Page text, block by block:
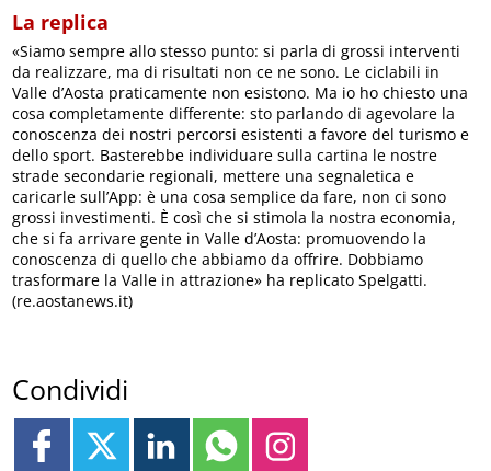
La replica
«Siamo sempre allo stesso punto: si parla di grossi interventi
da realizzare, ma di risultati non ce ne sono. Le ciclabili in
Valle d’Aosta praticamente non esistono. Ma io ho chiesto una
cosa completamente differente: sto parlando di agevolare la
conoscenza dei nostri percorsi esistenti a favore del turismo e
dello sport. Basterebbe individuare sulla cartina le nostre
strade secondarie regionali, mettere una segnaletica e
caricarle sull’App: è una cosa semplice da fare, non ci sono
grossi investimenti. È così che si stimola la nostra economia,
che si fa arrivare gente in Valle d’Aosta: promuovendo la
conoscenza di quello che abbiamo da offrire. Dobbiamo
trasformare la Valle in attrazione» ha replicato Spelgatti.
(re.aostanews.it)
Condividi